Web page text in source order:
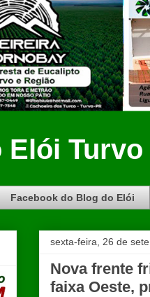
Elói Turvo
Facebook do Blog do Elói
sexta-feira, 26 de
Nova frente
faixa Oeste,